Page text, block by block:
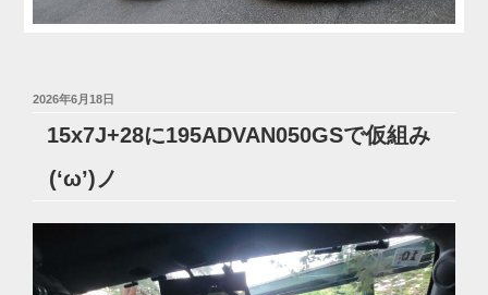
投
2026年6月18日
15x7J+28に195ADVAN050GSで仮組み
(‘ω’)ノ